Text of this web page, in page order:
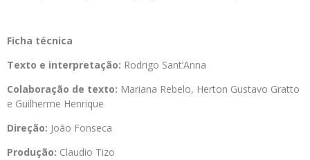
Ficha técnica
Texto e interpretação: Rodrigo Sant’Anna
Colaboração de texto: Mariana Rebelo, Herton Gustavo Gratto
e Guilherme Henrique
Direção: João Fonseca
Produção: Claudio Tizo